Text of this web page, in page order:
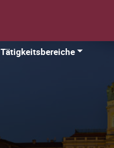
Tätigkeitsbereiche